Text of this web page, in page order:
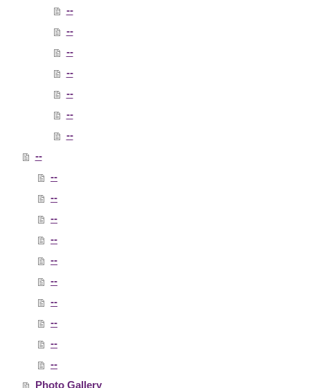
--
--
--
--
--
--
--
--
--
--
--
--
--
--
--
--
--
--
Photo Gallery